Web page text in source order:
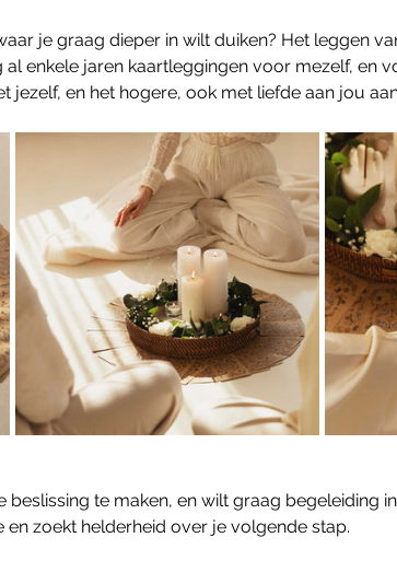
je graag dieper in wilt duiken? Het leggen
al enkele jaren kaartleggingen voor mezelf, en
jezelf, en het hogere, ook met liefde aan jou
te maken, en wilt graag begeleiding
zoekt helderheid over je volgende stap.